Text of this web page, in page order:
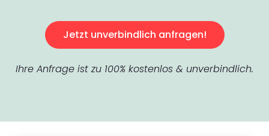
Jetzt unverbindlich anfragen!
Ihre Anfrage ist zu 100% kostenlos & unverbindlich.